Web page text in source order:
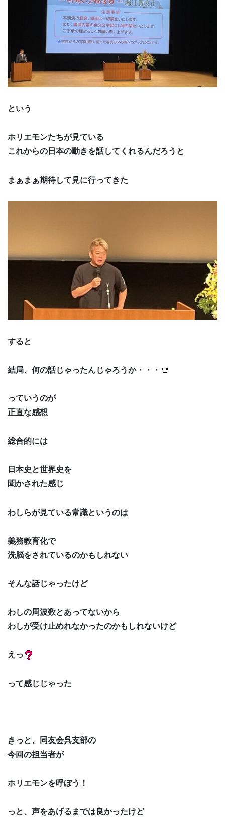
という
ホリエモンたちが見ている
これからの日本の動きを話してくれるんだろうと
まぁまぁ期待して見に行ってきた
すると
結局、何の話じゃったんじゃろうか・・・
っていうのが
正直な感想
総合的には
日本史と世界史を
聞かされた感じ
わしらが見ている常識というのは
義務教育化で
洗脳をされているのかもしれない
そんな話じゃったけど
わしの周波数とあってないから
わしが受け止めれなかったのかもしれないけど
えっ
って感じじゃった
きっと、同友会呉支部の
今回の担当者が
ホリエモンを呼ぼう！
っと、声をあげるまでは良かったけど